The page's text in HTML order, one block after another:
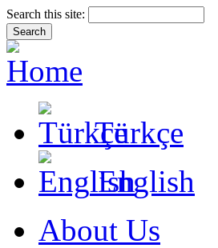
Search this site:
Türkçe
English
About Us